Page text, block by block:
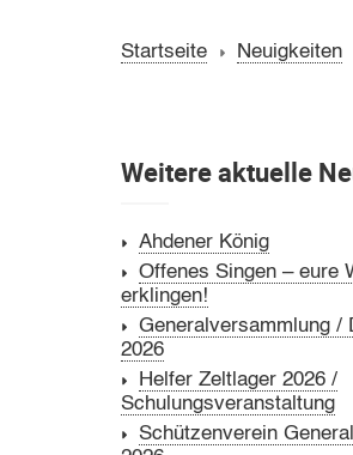
Startseite Neuigkeiten
Weitere aktuelle
Ahdener König
Offenes Singen – eure
erklingen!
Generalversammlung /
2026
Helfer Zeltlager 2026 /
Schulungsveranstaltung
Schützenverein